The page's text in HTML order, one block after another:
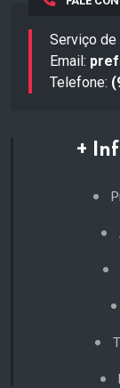
Serviço
Email:
Telefone:
+